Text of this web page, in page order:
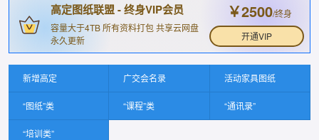
高定图纸联盟 - 终身VIP会员
容量大于4TB 所有资料打包 共享云网盘
永久更新
￥2500/终身
开通VIP
新增高定 广交会名录 活动家具图纸
“图纸”类 “课程”类 “通讯录”
“培训类”